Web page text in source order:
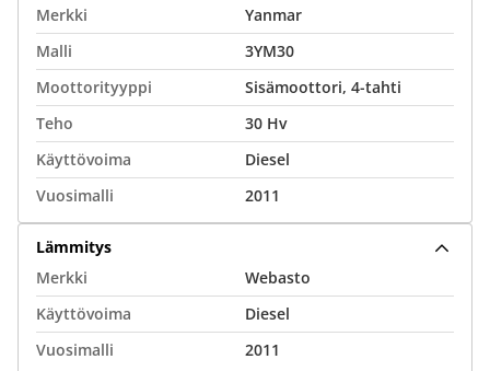
Merkki
Yanmar
Malli
3YM30
Moottorityyppi
Sisämoottori, 4-tahti
Teho
30 Hv
Käyttövoima
Diesel
Vuosimalli
2011
Lämmitys
Merkki
Webasto
Käyttövoima
Diesel
Vuosimalli
2011